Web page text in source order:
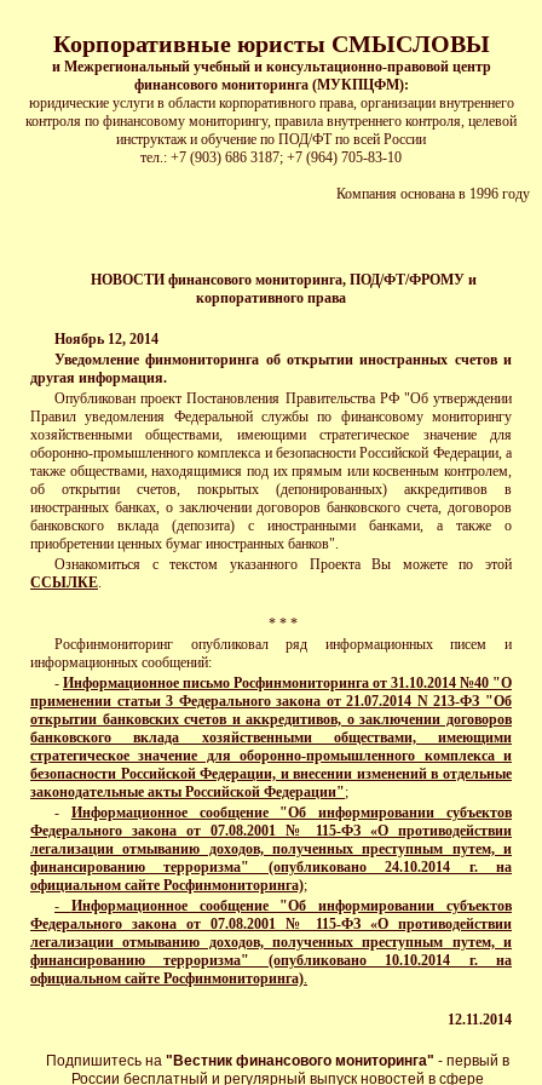
Корпоративные юристы СМЫСЛОВЫ
и Межрегиональный учебный и консультационно-правовой центр
финансового мониторинга (МУКПЦФМ):
юридические услуги в области корпоративного права, организации внутреннего
контроля по финансовому мониторингу, правила внутреннего контроля, целевой
инструктаж и обучение по ПОД/ФТ по всей России
тел.: +7 (903) 686 3187; +7 (964) 705-83-10
Компания основана в 1996 году
НОВОСТИ финансового мониторинга, ПОД/ФТ/ФРОМУ и
корпоративного права
Ноябрь 12, 2014
Уведомление финмониторинга об открытии иностранных счетов и
другая информация.
Опубликован проект Постановления Правительства РФ "Об утверждении
Правил уведомления Федеральной службы по финансовому мониторингу
хозяйственными обществами, имеющими стратегическое значение для
оборонно-промышленного комплекса и безопасности Российской Федерации, а
также обществами, находящимися под их прямым или косвенным контролем,
об открытии счетов, покрытых (депонированных) аккредитивов в
иностранных банках, о заключении договоров банковского счета, договоров
банковского вклада (депозита) с иностранными банками, а также о
приобретении ценных бумаг иностранных банков".
Ознакомиться с текстом
указанного Проекта Вы можете по этой
ССЫЛКЕ.
* * *
Росфинмониторинг опубликовал ряд информационных писем
и
информационных сообщений:
- Информационное письмо Росфинмониторинга от 31.10.2014 №40 "О
применении статьи 3 Федерального закона от 21.07.2014 N 213-ФЗ "Об
открытии банковских счетов и аккредитивов, о заключении договоров
банковского вклада хозяйственными обществами, имеющими
стратегическое значение для оборонно-промышленного комплекса и
безопасности Российской Федерации, и внесении изменений в отдельные
законодательные акты Российской Федерации";
- Информационное сообщение "Об информировании субъектов
Федерального закона от 07.08.2001 № 115-ФЗ «О противодействии
легализации отмыванию доходов, полученных преступным путем, и
финансированию терроризма" (опубликовано 24.10.2014 г. на
официальном сайте Росфинмониторинга);
- Информационное сообщение "Об информировании субъектов
Федерального закона от 07.08.2001 № 115-ФЗ «О противодействии
легализации отмыванию доходов, полученных преступным путем, и
финансированию терроризма" (опубликовано 10.10.2014 г. на
официальном сайте Росфинмониторинга).
12.11.2014
Подпишитесь на "Вестник финансового мониторинга" - первый в
России бесплатный и регулярный выпуск новостей в сфере